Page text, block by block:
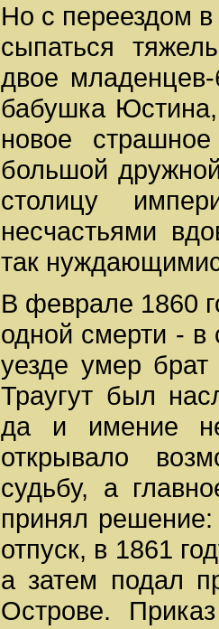
Но с переездом
сыпаться
двое
бабушка
новое
большой
столицу
несчастьями
так
В феврале 1860
одной смерти -
уезде умер
Траугут был
да и имение
открывало
судьбу, а
принял
отпуск, в 1861
а затем подал
Острове.